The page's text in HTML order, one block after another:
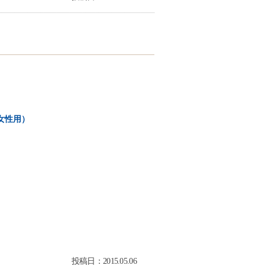
用）
投稿日：2015.05.06